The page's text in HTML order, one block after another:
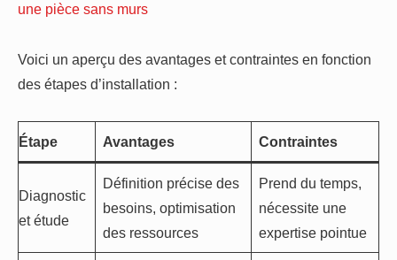
une pièce sans murs
Voici un aperçu des avantages et contraintes en fonction
des étapes d’installation :
Étape Avantages Contraintes
Diagnostic
et étude
Définition précise des
besoins, optimisation
des ressources
Prend du temps,
nécessite une
expertise pointue